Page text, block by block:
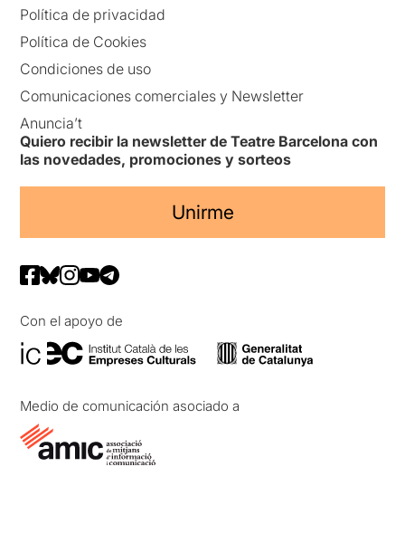
Política de privacidad
Política de Cookies
Condiciones de uso
Comunicaciones comerciales y Newsletter
Anuncia’t
Quiero recibir la newsletter de Teatre Barcelona con
las novedades, promociones y sorteos
Unirme
Con el apoyo de
Medio de comunicación asociado a